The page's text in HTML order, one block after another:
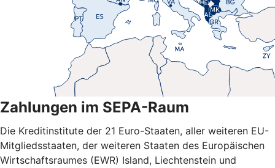
Zahlungen im SEPA-Raum
Die Kreditinstitute der 21 Euro-Staaten, aller weiteren EU-
Mitgliedsstaaten, der weiteren Staaten des Europäischen
Wirtschaftsraumes (EWR) Island, Liechtenstein und